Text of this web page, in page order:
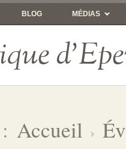
BLOG MÉDIAS
Accueil